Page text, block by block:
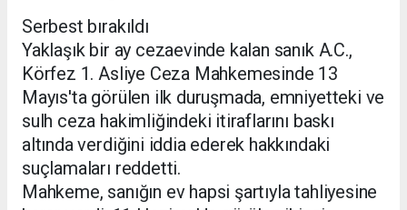
Serbest bırakıldı
Yaklaşık bir ay cezaevinde kalan sanık A.C.,
Körfez 1. Asliye Ceza Mahkemesinde 13
Mayıs'ta görülen ilk duruşmada, emniyetteki ve
sulh ceza hakimliğindeki itiraflarını baskı
altında verdiğini iddia ederek hakkındaki
suçlamaları reddetti.
Mahkeme, sanığın ev hapsi şartıyla tahliyesine